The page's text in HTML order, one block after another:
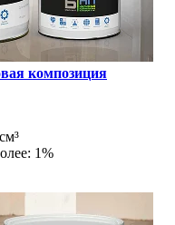
композиция
1%